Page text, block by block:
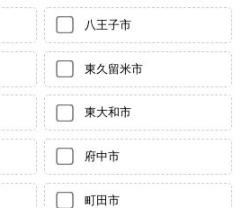
八王子市
東久留米市
東大和市
府中市
町田市